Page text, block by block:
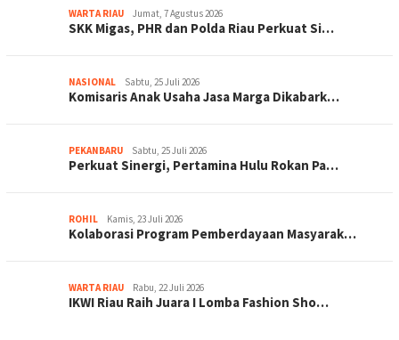
WARTA RIAU Jumat, 7 Agustus 2026
SKK Migas, PHR dan Polda Riau Perkuat Si…
NASIONAL Sabtu, 25 Juli 2026
Komisaris Anak Usaha Jasa Marga Dikabark…
PEKANBARU Sabtu, 25 Juli 2026
Perkuat Sinergi, Pertamina Hulu Rokan Pa…
ROHIL Kamis, 23 Juli 2026
Kolaborasi Program Pemberdayaan Masyarak…
WARTA RIAU Rabu, 22 Juli 2026
IKWI Riau Raih Juara I Lomba Fashion Sho…